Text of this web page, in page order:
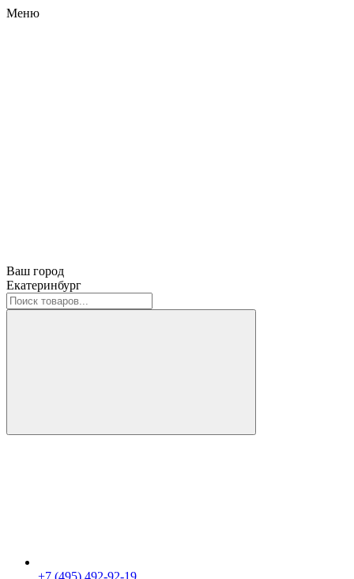
Меню
Ваш город
Екатеринбург
+7 (495) 492-92-19